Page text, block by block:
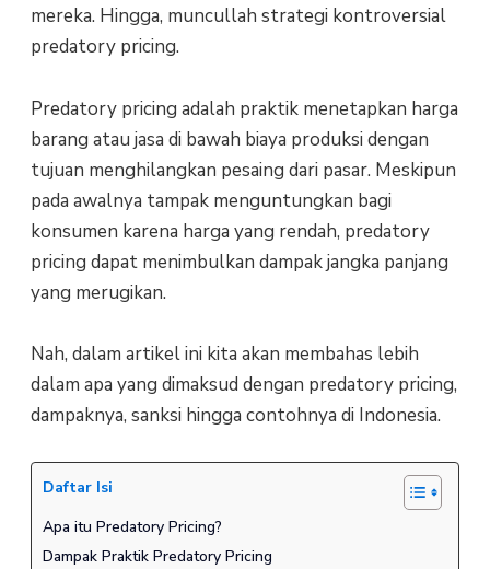
mereka. Hingga, muncullah strategi kontroversial
predatory pricing.
Predatory pricing adalah praktik menetapkan harga
barang atau jasa di bawah biaya produksi dengan
tujuan menghilangkan pesaing dari pasar. Meskipun
pada awalnya tampak menguntungkan bagi
konsumen karena harga yang rendah, predatory
pricing dapat menimbulkan dampak jangka panjang
yang merugikan.
Nah, dalam artikel ini kita akan membahas lebih
dalam apa yang dimaksud dengan predatory pricing,
dampaknya, sanksi hingga contohnya di Indonesia.
Daftar Isi
Apa itu Predatory Pricing?
Dampak Praktik Predatory Pricing